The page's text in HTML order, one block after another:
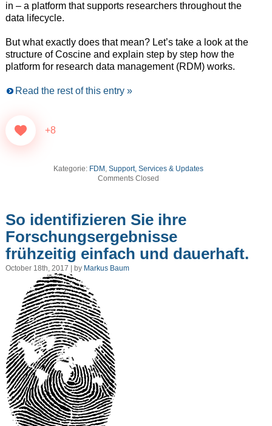
in – a platform that supports researchers throughout the
data lifecycle.
But what exactly does that mean? Let’s take a look at the
structure of Coscine and explain step by step how the
platform for research data management (RDM) works.
Read the rest of this entry »
+8
Kategorie: FDM ,Support, Services & Updates
Comments Closed
So identifizieren Sie ihre
Forschungsergebnisse
frühzeitig einfach und dauerhaft.
October 18th, 2017 | by Markus Baum